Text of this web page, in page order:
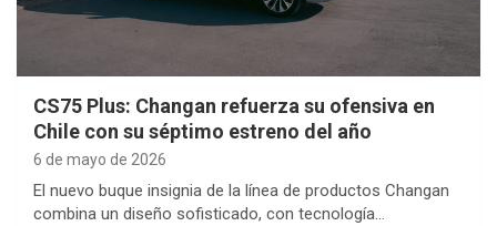
CS75 Plus: Changan refuerza su ofensiva en
Chile con su séptimo estreno del año
6 de mayo de 2026
El nuevo buque insignia de la línea de productos Changan
combina un diseño sofisticado, con tecnología…